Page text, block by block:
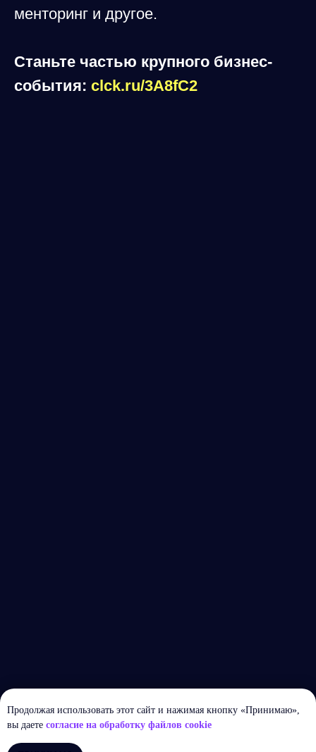
Продолжая использовать этот сайт и нажимая кнопку «Принимаю»,
вы даете согласие на обработку файлов cookie
менторинг и другое.
Станьте частью крупного бизнес-
события: clck.ru/3A8fC2